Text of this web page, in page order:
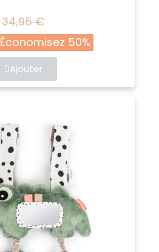
34,95 €
Économisez 50%
Ajouter